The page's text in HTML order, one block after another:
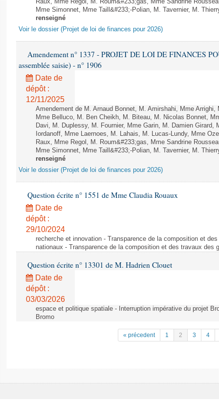
Raux, Mme Regol, M. Roum&#233;gas, Mme Sandrine
Mme Simonnet, Mme Taill&#233;-Polian, M. Tavernier, M.
renseigné
Voir le dossier (Projet de loi de finances pour 2026)
Amendement n° 1337 - PROJET DE LOI DE FINANCES
assemblée saisie) - n° 1906
Date de
dépôt :
12/11/2025
Amendement de M. Arnaud Bonnet, M. Amirshahi, Mme
Mme Belluco, M. Ben Cheikh, M. Biteau, M. Nicolas Bonnet,
Davi, M. Duplessy, M. Fournier, Mme Garin, M. Damien Girard,
Iordanoff, Mme Laernoes, M. Lahais, M. Lucas-Lundy, Mme
Raux, Mme Regol, M. Roum&#233;gas, Mme Sandrine
Mme Simonnet, Mme Taill&#233;-Polian, M. Tavernier, M.
renseigné
Voir le dossier (Projet de loi de finances pour 2026)
Question écrite n° 1551 de Mme Claudia Rouaux
Date de
dépôt :
29/10/2024
recherche et innovation - Transparence de la composition et
nationaux - Transparence de la composition et des travaux des
Question écrite n° 13301 de M. Hadrien Clouet
Date de
dépôt :
03/03/2026
espace et politique spatiale - Interruption impérative du projet
Bromo
« précedent 1 2 3 4